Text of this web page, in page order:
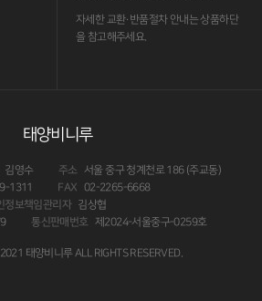
자세한 교환·반품절차 안내는상품하단
을 참고해주세요.
태양비니루
김영수 주소
서울 중구 청계천로 186 (주교동)
1311 FAX
02-2265-6668
정보책임관리자
김상협
통신판매번호 제2024-서울중구-0259호
태양비니루 ALL RIGHTS RESERVED.